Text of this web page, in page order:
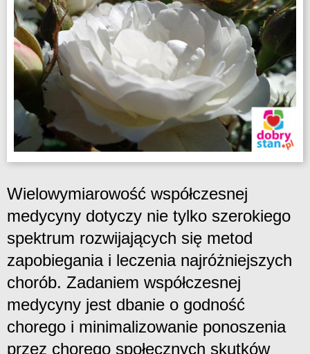
Wielowymiarowość współczesnej
medycyny dotyczy nie tylko szerokiego
spektrum rozwijających się metod
zapobiegania i leczenia najróżniejszych
chorób. Zadaniem współczesnej
medycyny jest dbanie o godność
chorego i minimalizowanie ponoszenia
przez chorego społecznych skutków